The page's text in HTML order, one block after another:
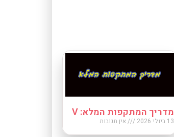
מדריך המתקפות המלא: V
13 ביולי 2026 אין תגובות